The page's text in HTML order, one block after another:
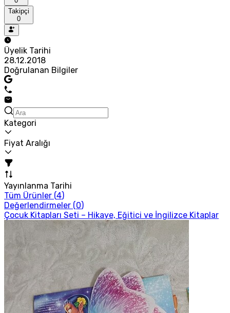
Takipçi
0
Üyelik Tarihi
28.12.2018
Doğrulanan Bilgiler
Kategori
Fiyat Aralığı
Yayınlanma Tarihi
Tüm Ürünler (4)
Değerlendirmeler (0)
Çocuk Kitapları Seti – Hikaye, Eğitici ve İngilizce Kitaplar